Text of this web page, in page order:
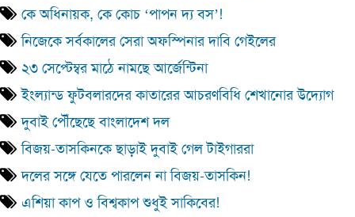
কে অধিনায়ক, কে কোচ ‘পাপন দ্য বস’!
নিজেকে সর্বকালের সেরা অফস্পিনার দাবি গেইলের
২৩ সেপ্টেম্বর মাঠে নামছে আর্জেন্টিনা
ইংল্যান্ড ফুটবলারদের কাতারের আচরণবিধি শেখানোর উদ্যোগ
দুবাই পৌঁছেছে বাংলাদেশ দল
বিজয়-তাসকিনকে ছাড়াই দুবাই গেল টাইগাররা
দলের সঙ্গে যেতে পারলেন না বিজয়-তাসকিন!
এশিয়া কাপ ও বিশ্বকাপ শুধুই সাকিবের!